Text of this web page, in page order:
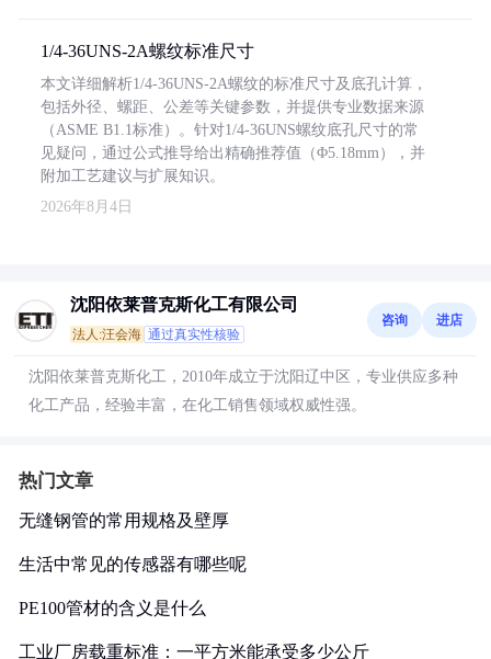
1/4-36UNS-2A螺纹标准尺寸
本文详细解析1/4-36UNS-2A螺纹的标准尺寸及底孔计算，
包括外径、螺距、公差等关键参数，并提供专业数据来源
（ASME B1.1标准）。针对1/4-36UNS螺纹底孔尺寸的常
见疑问，通过公式推导给出精确推荐值（Φ5.18mm），并
附加工艺建议与扩展知识。
2026年8月4日
沈阳依莱普克斯化工有限公司
法人:汪会海 通过真实性核验
咨询 进店
沈阳依莱普克斯化工，2010年成立于沈阳辽中区，专业供应多种
化工产品，经验丰富，在化工销售领域权威性强。
热门文章
无缝钢管的常用规格及壁厚
生活中常见的传感器有哪些呢
PE100管材的含义是什么
工业厂房载重标准：一平方米能承受多少公斤